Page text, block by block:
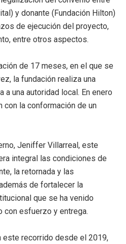
y donante (Fundación Hilton)
de ejecución del proyecto,
entre otros aspectos.
de 17 meses, en el que se
la fundación realiza una
a una autoridad local. En enero
con la conformación de un
Jeniffer Villarreal, este
integral las condiciones de
la retornada y las
de fortalecer la
que se ha venido
con esfuerzo y entrega.
este recorrido desde el 2019,